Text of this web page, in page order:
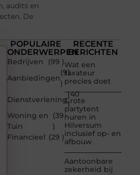
audits en
De
POPULAIRE
ONDERWERPEN
Bedrijven
(99 )
Aanbiedingen
(91
)
Dienstverlening
(40
)
Woning en
Tuin
(39
)
Financieel (29 )
RECENTE
BERICHTEN
Wat een
taxateur
precies doet
Grote
partytent
huren in
Hilversum
inclusief op- en
afbouw
Aantoonbare
zekerheid bij